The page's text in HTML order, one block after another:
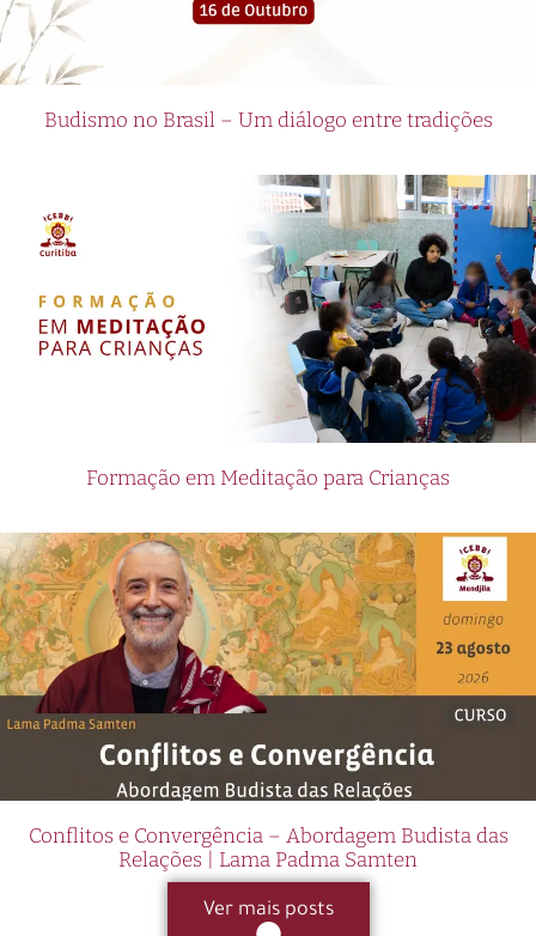
Budismo no Brasil – Um diálogo entre tradições
Formação em Meditação para Crianças
Conflitos e Convergência – Abordagem Budista das
Relações | Lama Padma Samten
Ver mais posts